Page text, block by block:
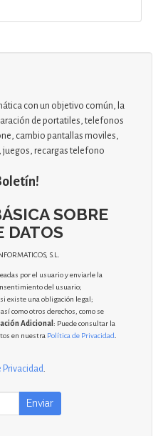
con un objetivo común, la
de portatiles, telefonos
cambio pantallas moviles,
recargas telefono
SOBRE
DATOS
S.L.
por el usuario y enviarle la
del usuario;
existe una obligación legal;
como otros derechos, como se
Adicional : Puede consultar la
en nuestra Política de Privacidad
Privacidad
Enviar